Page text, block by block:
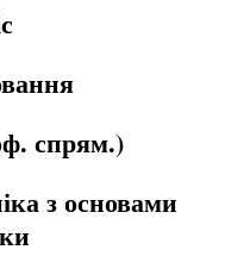
спрям.)
з основами